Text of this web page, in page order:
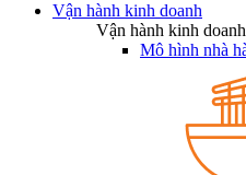
Vận hành kinh doanh
Vận hành kinh doanh
Mô hình nhà